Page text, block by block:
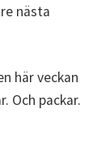
nästa
här veckan
Och packar.